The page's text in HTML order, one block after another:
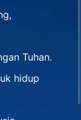
Tuhan.
hidup